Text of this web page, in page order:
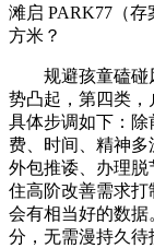
滩启 PARK77（存
方米？
规避孩童磕碰风
势凸起，第四类，
具体步调如下：
费、时间、精神
外包推诿、办理脱
住高阶改善需求
会有相当好的数
分，无需漫持久